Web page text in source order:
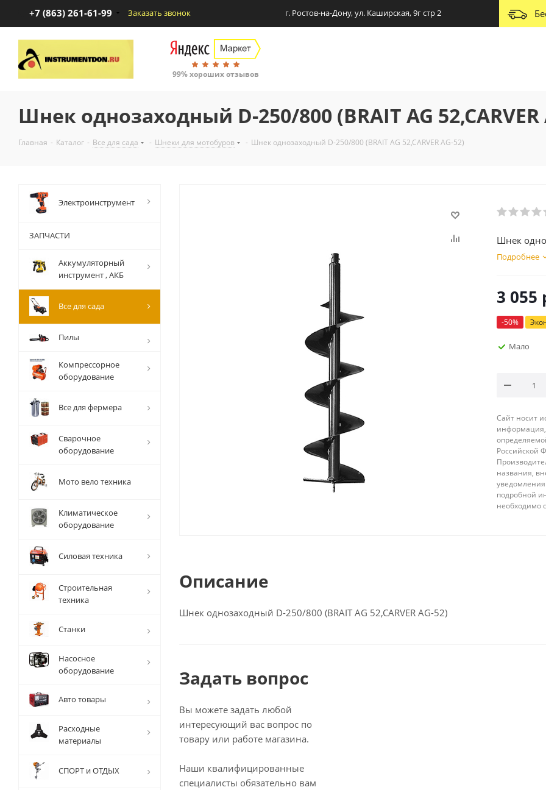
+7 (863) 261-61-99 Заказать звонок г. Ростов-на-Дону, ул. Каширская, 9г стр 2
99% хороших отзывов
Шнек однозаходный D-250/800 (BRAIT AG 52,CARVER
Главная - Каталог - Все для сада - Шнеки для мотобуров - Шнек однозаходный D-250/800 (BRAIT AG 52,CARVER AG-52)
Шнек
Подробнее
3 055
-50%
Мало
Сайт носит
информация,
Российской
названия,
подробной
необходимо
Описание
Шнек однозаходный D-250/800 (BRAIT AG 52,CARVER AG-52)
Задать вопрос
Вы можете задать любой
интересующий вас вопрос по
товару или работе магазина.
Наши квалифицированные
специалисты обязательно вам
Электроинструмент
ЗАПЧАСТИ
Аккумуляторный
инструмент , АКБ
Все для сада
Пилы
Компрессорное
оборудование
Все для фермера
Сварочное
оборудование
Мото вело техника
Климатическое
оборудование
Силовая техника
Строительная
техника
Станки
Насосное
оборудование
Авто товары
Расходные
материалы
СПОРТ и ОТДЫХ